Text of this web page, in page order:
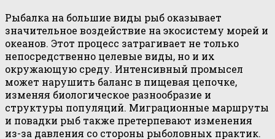
Рыбалка на большие виды рыб оказывает
значительное воздействие на экосистему морей и
океанов. Этот процесс затрагивает не только
непосредственно целевые виды, но и их
окружающую среду. Интенсивный промысел
может нарушить баланс в пищевая цепочке,
изменяя биологическое разнообразие и
структуры популяций. Миграционные маршруты
и повадки рыб также претерпевают изменения
из-за давления со стороны рыболовных практик.